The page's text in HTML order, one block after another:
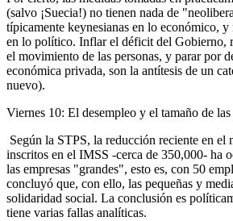
(salvo ¡Suecia!) no tienen nada de
típicamente keynesianas en lo económico,
en lo político. Inflar el déficit del Gobierno,
el movimiento de las personas, y parar por
económica privada, son la antítesis de un
nuevo).
Viernes 10: El desempleo y el tamaño de las
Según la STPS, la reducción reciente en el
inscritos en el IMSS -cerca de 350,000- ha
las empresas "grandes", esto es, con 50
concluyó que, con ello, las pequeñas y
solidaridad social. La conclusión es
tiene varias fallas analíticas.